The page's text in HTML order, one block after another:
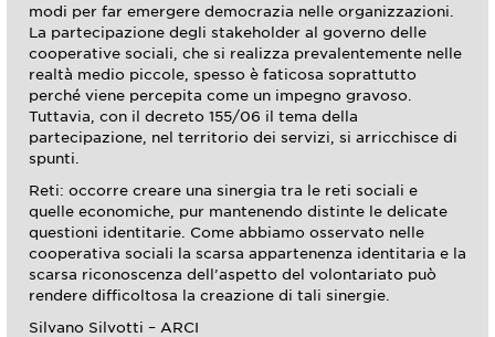
modi per far emergere democrazia nelle organizzazioni.
La partecipazione degli stakeholder al governo delle
cooperative sociali, che si realizza prevalentemente nelle
realtà medio piccole, spesso è faticosa soprattutto
perché viene percepita come un impegno gravoso.
Tuttavia, con il decreto 155/06 il tema della
partecipazione, nel territorio dei servizi, si arricchisce di
spunti.
Reti: occorre creare una sinergia tra le reti sociali e
quelle economiche, pur mantenendo distinte le delicate
questioni identitarie. Come abbiamo osservato nelle
cooperativa sociali la scarsa appartenenza identitaria e la
scarsa riconoscenza dell’aspetto del volontariato può
rendere difficoltosa la creazione di tali sinergie.
Silvano Silvotti – ARCI